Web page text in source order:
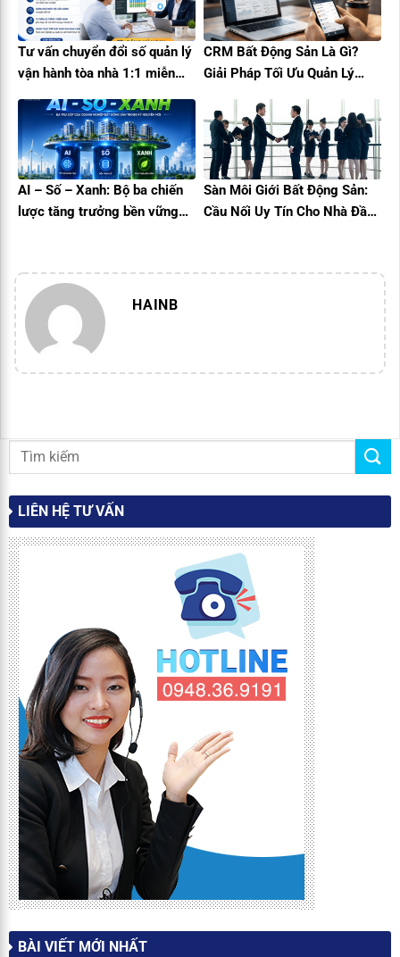
Tư vấn chuyển đổi số quản lý
vận hành tòa nhà 1:1 miễn
CRM Bất Động Sản Là Gì?
Giải Pháp Tối Ưu Quản Lý
Doanh Thu
AI – Số – Xanh: Bộ ba chiến
lược tăng trưởng bền vững
Sàn Môi Giới Bất Động Sản:
Cầu Nối Uy Tín Cho Nhà Đầu
HAINB
LIÊN HỆ TƯ VẤN
BÀI VIẾT MỚI NHẤT